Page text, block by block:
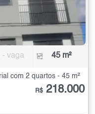
- vaga 45 m²
com 2 quartos - 45 m²
R$ 218.000